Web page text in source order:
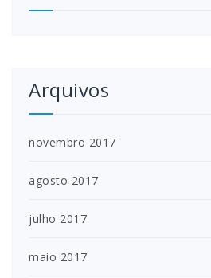
Arquivos
novembro 2017
agosto 2017
julho 2017
maio 2017